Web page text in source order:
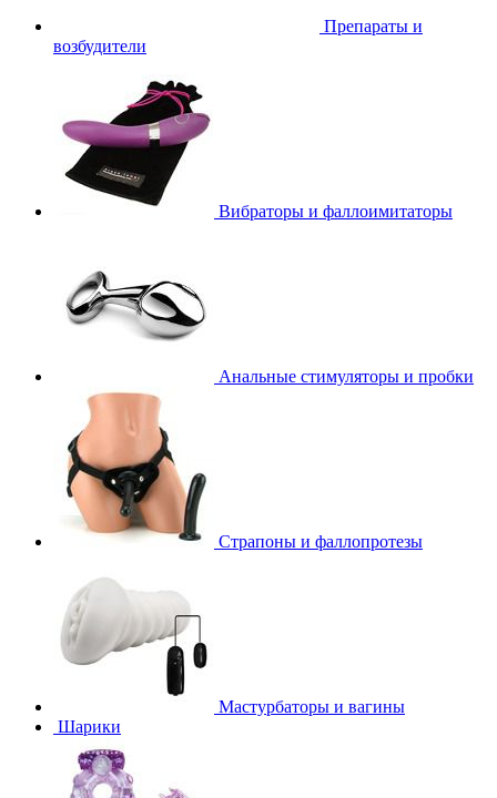
Препараты и
возбудители
Вибраторы и фаллоимитаторы
Анальные стимуляторы и пробки
Страпоны и фаллопротезы
Мастурбаторы и вагины
Шарики